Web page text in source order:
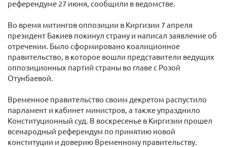
референдуме 27 июня, сообщили в ведомстве.
Во время митингов оппозиции в Киргизии 7 апреля
президент Бакиев покинул страну и написал заявление об
отречении. Было сформировано коалиционное
правительство, в которое вошли представители ведущих
оппозиционных партий страны во главе с Розой
Отунбаевой.
Временное правительство своим декретом распустило
парламент и кабинет министров, а также упразднило
Конституционный суд. В воскресенье в Киргизии прошел
всенародный референдум по принятию новой
конституции и доверию Временному правительству.